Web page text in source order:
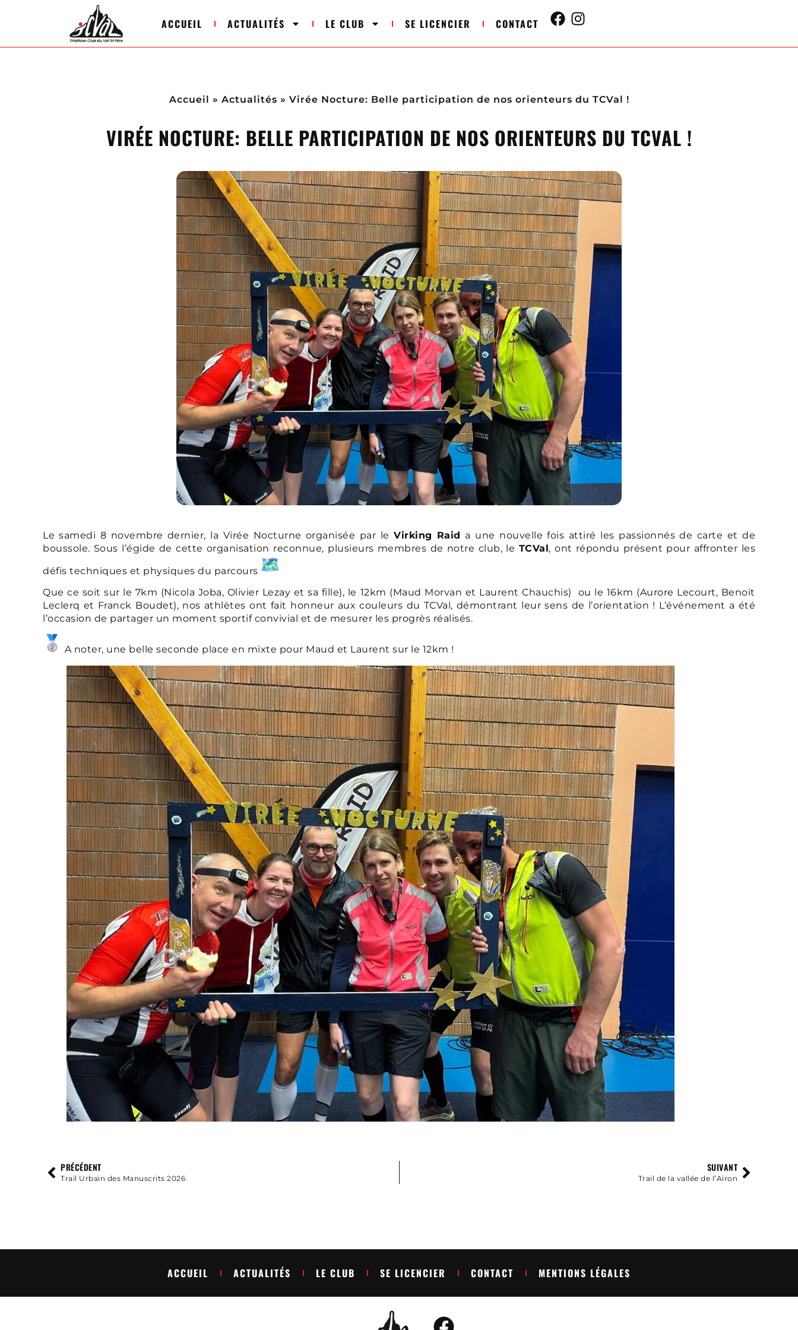
ACCUEIL ACTUALITÉS LE CLUB SE LICENCIER CONTACT
Accueil » Actualités » Virée Nocture: Belle participation de nos orienteurs du TCVal !
VIRÉE NOCTURE: BELLE PARTICIPATION DE NOS ORIENTEURS DU TCVAL !
Le samedi 8 novembre dernier, la Virée Nocturne organisée par leVirking Raid a une nouvelle fois attiré les passionnés de carte et de
boussole. Sous l’égide de cette organisation reconnue, plusieurs membres de notre club, le TCVal, ont répondu présent pour affronter les
défis techniques et physiques du parcours
Que ce soit sur le 7km (Nicola Joba, Olivier Lezay et sa fille), le 12km (Maud Morvan et Laurent Chauchis) ou le 16km (Aurore Lecourt, Benoït
Leclerq et Franck Boudet), nos athlètes ont fait honneur aux couleurs du TCVal, démontrant leur sens de l’orientation ! L’événement a été
l’occasion de partager un moment sportif convivial et de mesurer les progrès réalisés.
A noter, une belle seconde place en mixte pour Maud et Laurent sur le 12km !
PRÉCÉDENT
Trail Urbain des Manuscrits 2026
SUIVANT
Trail de la vallée de l’Airon
ACCUEIL ACTUALITÉS LE CLUB SE LICENCIER CONTACT MENTIONS LÉGALES